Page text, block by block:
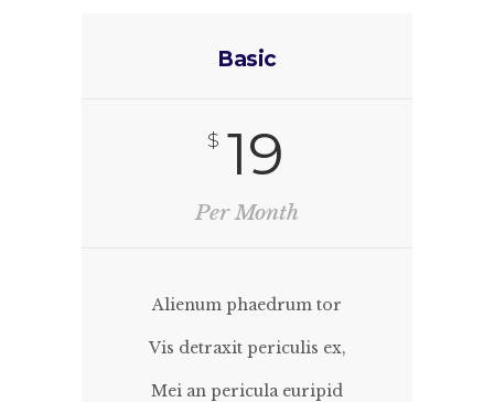
Basic
$ 19
Per Month
Alienum phaedrum tor
Vis detraxit periculis ex,
Mei an pericula euripid